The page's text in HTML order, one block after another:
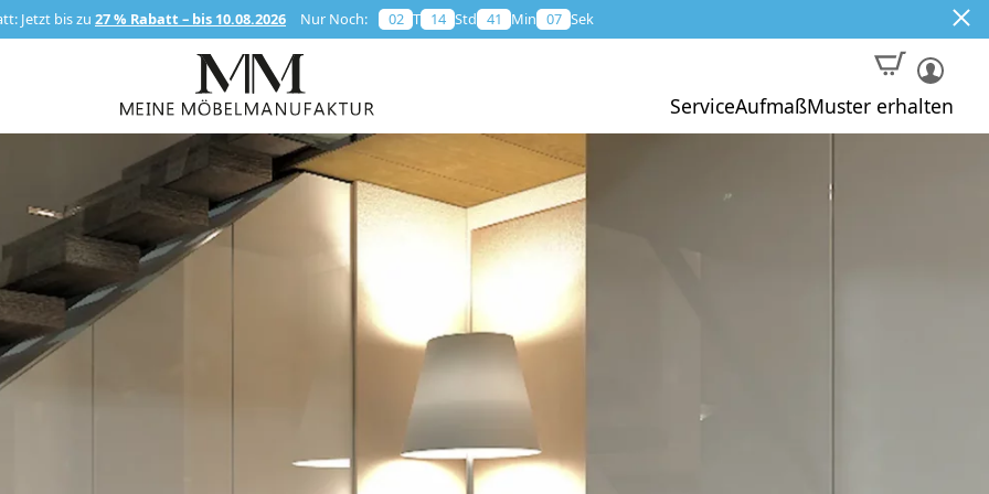
Jetzt bis zu 27 % Rabatt – bis 10.08.2026 Nur Noch: 02 T 14 Std 41 Min 07 Sek
ServiceAufmaßMuster erhalten